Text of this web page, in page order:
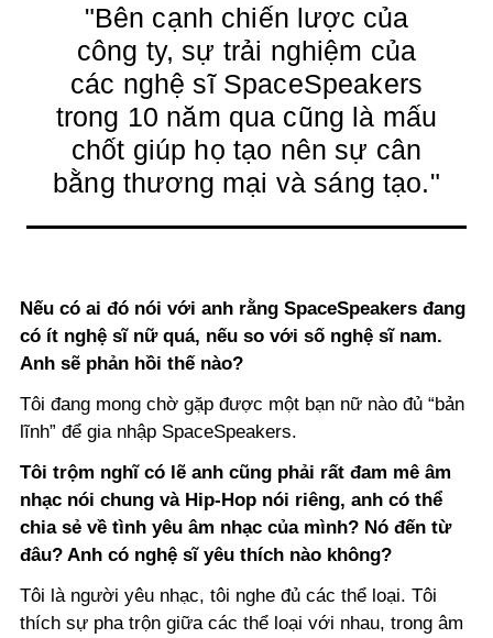
"Bên cạnh chiến lược của
công ty, sự trải nghiệm của
các nghệ sĩ SpaceSpeakers
trong 10 năm qua cũng là mấu
chốt giúp họ tạo nên sự cân
bằng thương mại và sáng tạo."
Nếu có ai đó nói với anh rằng SpaceSpeakers đang
có ít nghệ sĩ nữ quá, nếu so với số nghệ sĩ nam.
Anh sẽ phản hồi thế nào?
Tôi đang mong chờ gặp được một bạn nữ nào đủ “bản
lĩnh” để gia nhập SpaceSpeakers.
Tôi trộm nghĩ có lẽ anh cũng phải rất đam mê âm
nhạc nói chung và Hip-Hop nói riêng, anh có thể
chia sẻ về tình yêu âm nhạc của mình? Nó đến từ
đâu? Anh có nghệ sĩ yêu thích nào không?
Tôi là người yêu nhạc, tôi nghe đủ các thể loại. Tôi
thích sự pha trộn giữa các thể loại với nhau, trong âm